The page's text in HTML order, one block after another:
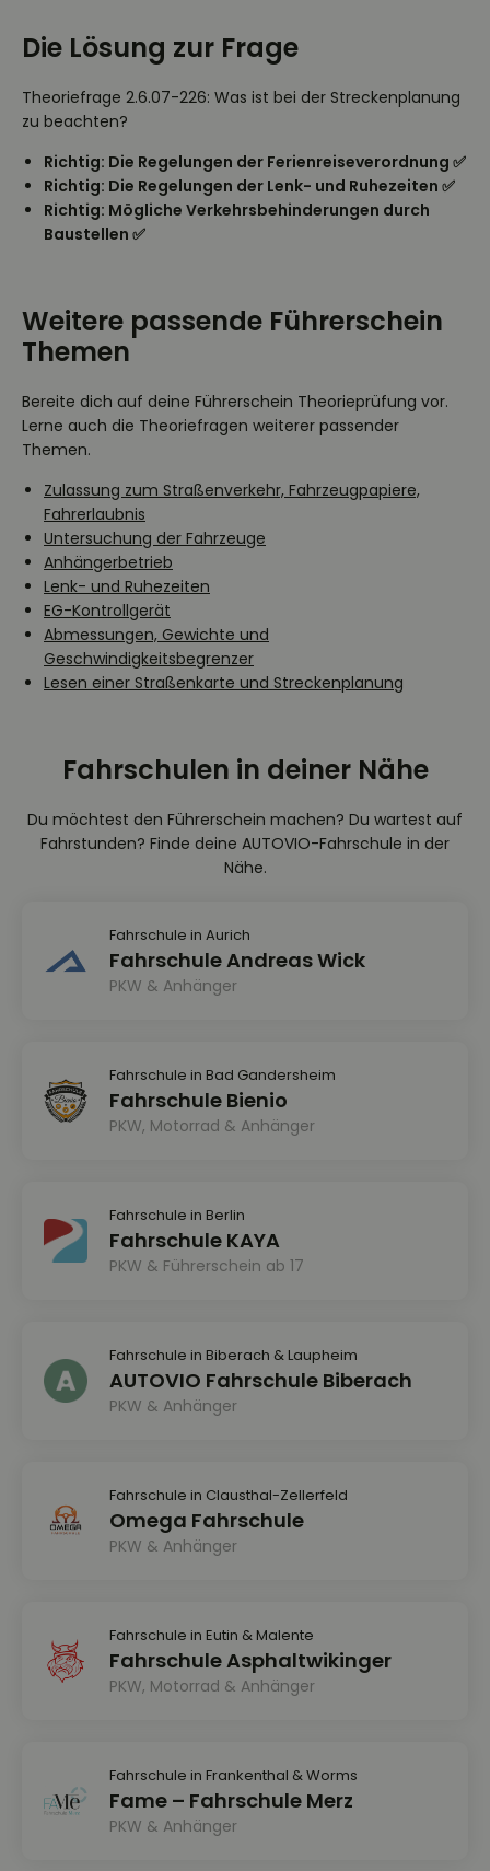
Die Lösung zur Frage
Theoriefrage 2.6.07-226: Was ist bei der Streckenplanung
zu beachten?
Richtig: Die Regelungen der Ferienreiseverordnung ✅
Richtig: Die Regelungen der Lenk- und Ruhezeiten ✅
Richtig: Mögliche Verkehrsbehinderungen durch
Baustellen ✅
Weitere passende Führerschein
Themen
Bereite dich auf deine Führerschein Theorieprüfung vor.
Lerne auch die Theoriefragen weiterer passender
Themen.
Zulassung zum Straßenverkehr, Fahrzeugpapiere,
Fahrerlaubnis
Untersuchung der Fahrzeuge
Anhängerbetrieb
Lenk- und Ruhezeiten
EG-Kontrollgerät
Abmessungen, Gewichte und
Geschwindigkeitsbegrenzer
Lesen einer Straßenkarte und Streckenplanung
Fahrschulen in deiner Nähe
Du möchtest den Führerschein machen? Du wartest auf
Fahrstunden? Finde deine AUTOVIO-Fahrschule in der
Nähe.
Fahrschule in Aurich
Fahrschule Andreas Wick
PKW & Anhänger
Fahrschule in Bad Gandersheim
Fahrschule Bienio
PKW, Motorrad & Anhänger
Fahrschule in Berlin
Fahrschule KAYA
PKW & Führerschein ab 17
Fahrschule in Biberach & Laupheim
AUTOVIO Fahrschule Biberach
PKW & Anhänger
Fahrschule in Clausthal-Zellerfeld
Omega Fahrschule
PKW & Anhänger
Fahrschule in Eutin & Malente
Fahrschule Asphaltwikinger
PKW, Motorrad & Anhänger
Fahrschule in Frankenthal & Worms
Fame – Fahrschule Merz
PKW & Anhänger